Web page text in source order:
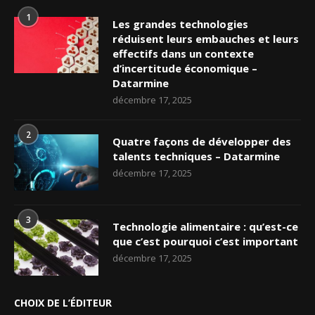
1
Les grandes technologies
réduisent leurs embauches et leurs
effectifs dans un contexte
d’incertitude économique –
Datarmine
décembre 17, 2025
2
Quatre façons de développer des
talents techniques – Datarmine
décembre 17, 2025
3
Technologie alimentaire : qu’est-ce
que c’est pourquoi c’est important
décembre 17, 2025
CHOIX DE L’ÉDITEUR